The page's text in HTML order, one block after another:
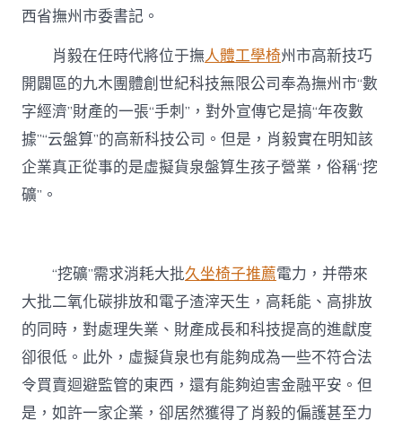
西省撫州市委書記。
肖毅在任時代將位于撫人體工學椅州市高新技巧
開闢區的九木團體創世紀科技無限公司奉為撫州市“數
字經濟”財產的一張“手刺”，對外宣傳它是搞“年夜數
據”“云盤算”的高新科技公司。但是，肖毅實在明知該
企業真正從事的是虛擬貨泉盤算生孩子營業，俗稱“挖
礦”。
“挖礦”需求消耗大批久坐椅子推薦電力，并帶來
大批二氧化碳排放和電子渣滓天生，高耗能、高排放
的同時，對處理失業、財產成長和科技提高的進獻度
卻很低。此外，虛擬貨泉也有能夠成為一些不符合法
令買賣迴避監管的東西，還有能夠迫害金融平安。但
是，如許一家企業，卻居然獲得了肖毅的偏護甚至力